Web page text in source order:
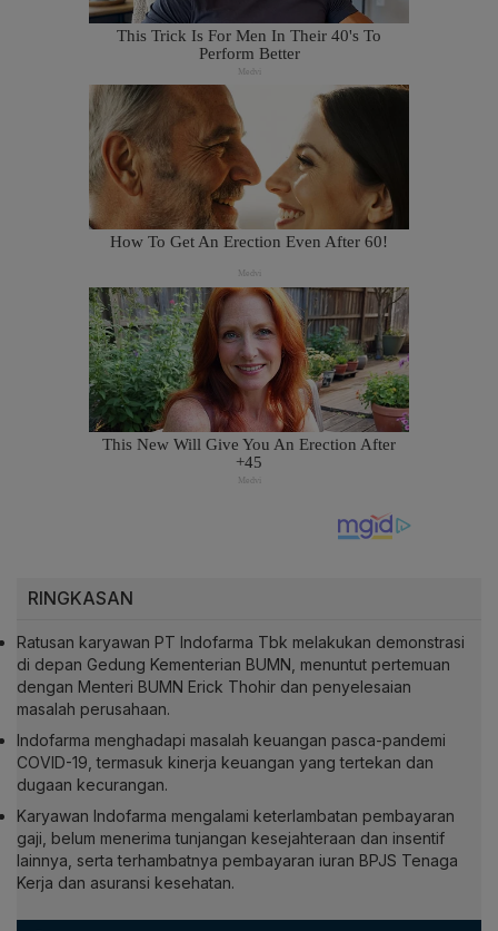
RINGKASAN
Ratusan karyawan PT Indofarma Tbk melakukan demonstrasi
di depan Gedung Kementerian BUMN, menuntut pertemuan
dengan Menteri BUMN Erick Thohir dan penyelesaian
masalah perusahaan.
Indofarma menghadapi masalah keuangan pasca-pandemi
COVID-19, termasuk kinerja keuangan yang tertekan dan
dugaan kecurangan.
Karyawan Indofarma mengalami keterlambatan pembayaran
gaji, belum menerima tunjangan kesejahteraan dan insentif
lainnya, serta terhambatnya pembayaran iuran BPJS Tenaga
Kerja dan asuransi kesehatan.